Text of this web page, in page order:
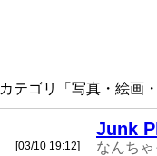
カテゴリ「写真・絵画
[03/10 19:12]
Junk
なんち